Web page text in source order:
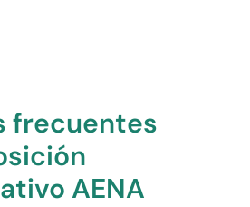
frecuentes
AENA